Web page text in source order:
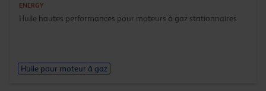
ENERGY
Huile hautes performances pour moteurs à gaz stationnaires
Huile pour moteur à gaz